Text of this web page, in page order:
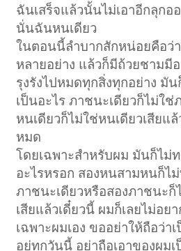
ฉันเสร็จแล้วนั้นไม่เอาอีกลุกอ
นั่นฉันหนเดียว
ในตอนนี้ลำบากสักหน่อยคือว่
หลายอย่าง แล้วก็มีถ้วยชามมี
รุงรังไปหมดทุกสิ่งทุกอย่าง มัน
เป็นอะไร ภาชนะเดียวก็ไม่ใช่
หนเดียวก็ไม่ใช่หนเดียวเสียแ
หมด
โดยเฉพาะสำหรับผม มันก็ไม่
อะไรหรอก สองหนสามหนก็ไ
ภาชนะเดียวหรือสองภาชนะก็
เสียแล้วเดี๋ยวนี้ ผมก็เลยไม่อย
เฉพาะผมเอง ขออย่าให้ถือว่า
อยู่ทุกวันนี้ อย่าถือเอาของผม